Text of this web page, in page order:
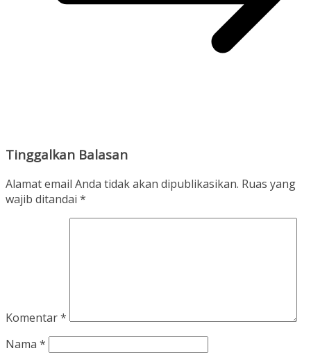
Tinggalkan Balasan
Alamat email Anda tidak akan dipublikasikan. Ruas yang
wajib ditandai *
Komentar*
Nama *